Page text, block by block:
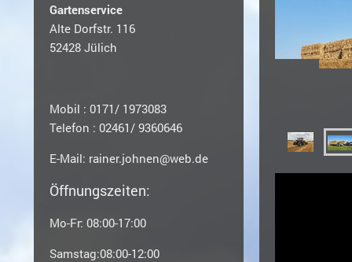
Gartenservice
Alte Dorfstr. 116
52428 Jülich
Mobil : 0171/ 1973083
Telefon : 02461/ 9360646
E-Mail: rainer.johnen@web.de
Öffnungszeiten:
Mo-Fr: 08:00-17:00
Samstag:08:00-12:00